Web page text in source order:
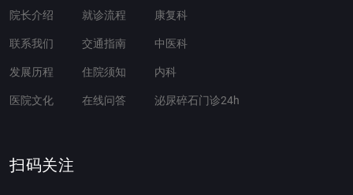
院长介绍
联系我们
发展历程
医院文化
就诊流程
交通指南
住院须知
在线问答
康复科
中医科
内科
泌尿碎石门诊24h
扫码关注